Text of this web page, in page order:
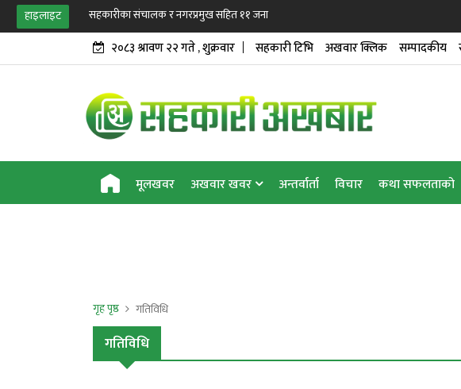
हाइलाइट सहकारीका संचालक र नगरप्रमुख सहित ११ जना विरुद्ध भ्रष्टाचार मु
२०८३ श्रावण २२ गते , शुक्रवार सहकारी टिभि अखवार क्लिक सम्पादकीय
मूलखवर अखवार खवर अन्तर्वार्ता विचार कथा सफलताको
गृह पृष्ठ गतिविधि
गतिविधि